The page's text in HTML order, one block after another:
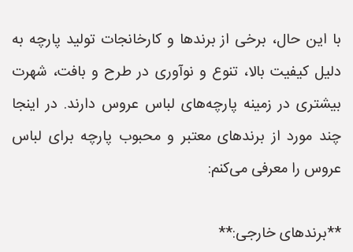
با این حال، برخی از برندها و کارخانجات تولید پارچه به
دلیل کیفیت بالا، تنوع و نوآوری در طرح و بافت، شهرت
بیشتری در زمینه پارچه‌های لباس عروس دارند. در اینجا
چند مورد از برندهای معتبر و محبوب پارچه برای لباس
عروس را معرفی می‌کنم:
**برندهای خارجی:**